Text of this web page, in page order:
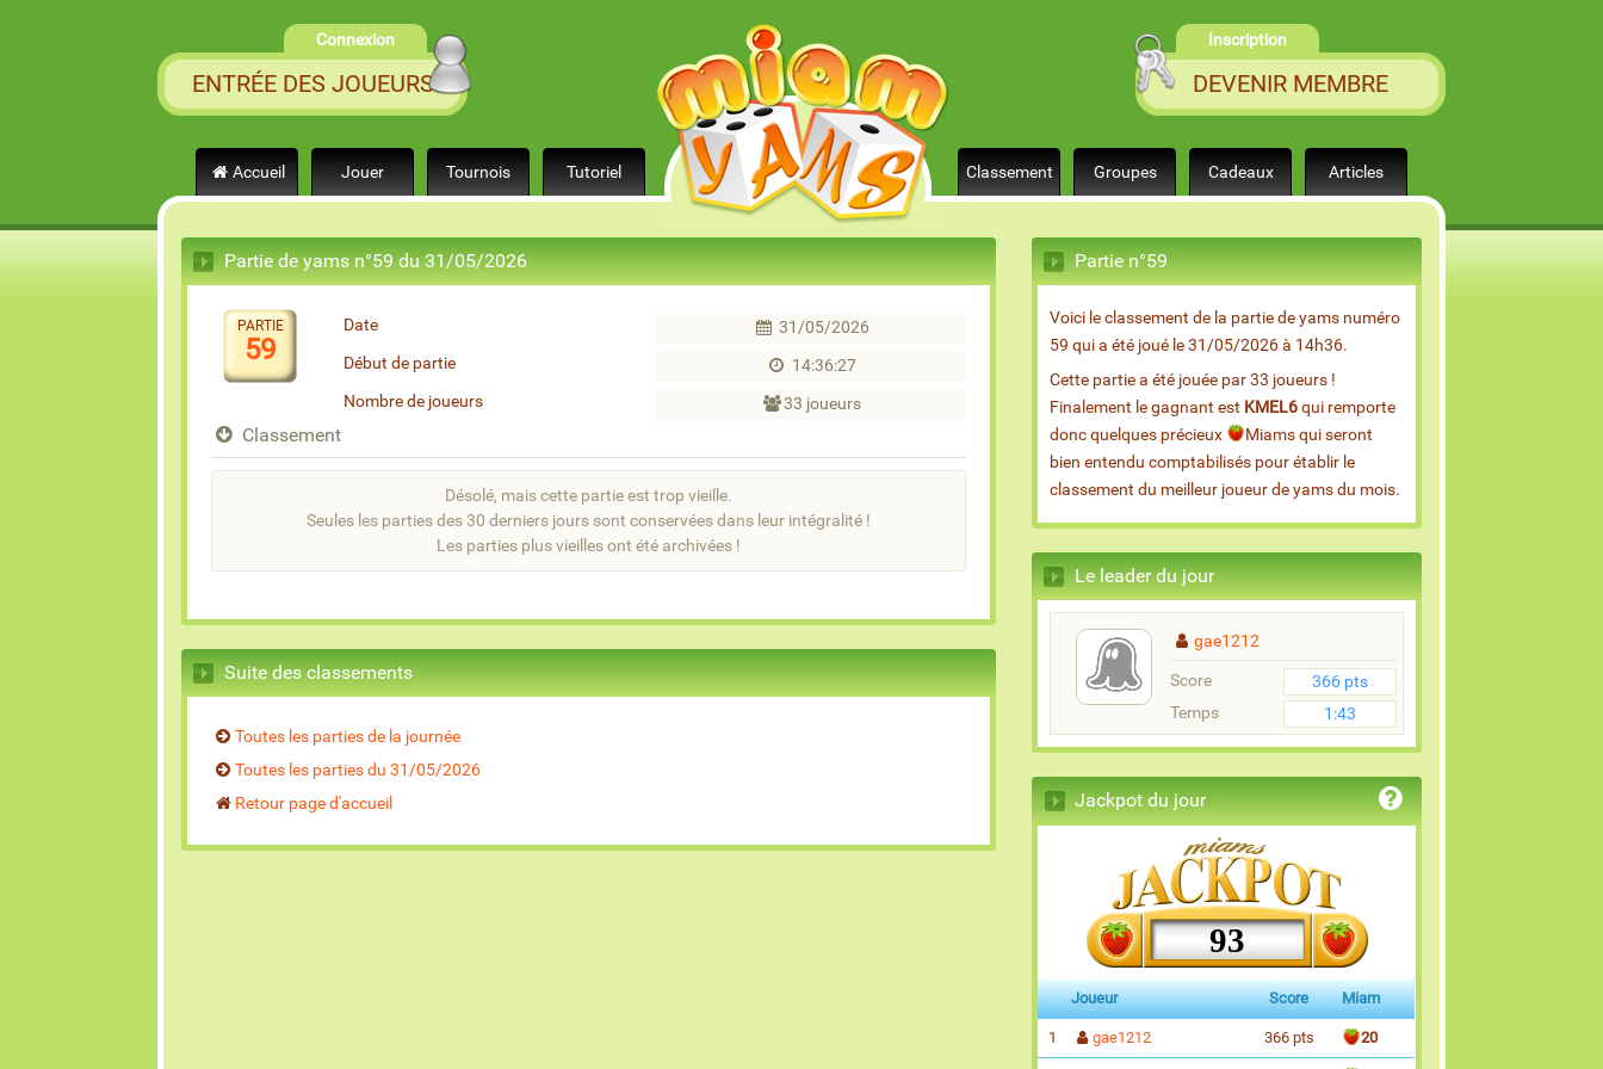
Connexion
ENTRÉE DES JOUEURS
Inscription
DEVENIR MEMBRE
Accueil Jouer Tournois Tutoriel Classement Groupes Cadeaux Articles
Partie de yams n°59 du 31/05/2026
PARTIE
59
Date
31/05/2026
Début de partie
14:36:27
Nombre de joueurs
33 joueurs
Classement
Désolé, mais cette partie est trop vieille.
Seules les parties des 30 derniers jours sont conservées dans leur intégralité !
Les parties plus vieilles ont été archivées !
Suite des classements
Toutes les parties de la journée
Toutes les parties du 31/05/2026
Retour page d'accueil
Partie n°59
Voici le classement de la partie de yams numéro
59 qui a été joué le 31/05/2026 à 14h36.
Cette partie a été jouée par 33 joueurs !
Finalement le gagnant est KMEL6qui remporte
donc quelques précieux
Miams qui seront
bien entendu comptabilisés pour établir le
classement du meilleur joueur de yams du mois.
Le leader du jour
gae1212
Score
366 pts
Temps
1:43
Jackpot du jour
93
Joueur Score Miam
1 gae1212 366 pts 20